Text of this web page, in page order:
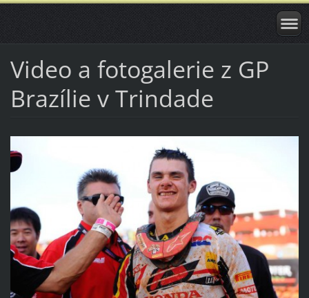
Video a fotogalerie z GP
Brazílie v Trindade